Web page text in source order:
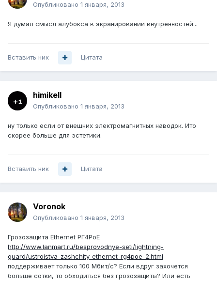
Опубликовано 1 января, 2013
Я думал смысл алубокса в экранировании внутренностей...
Вставить ник Цитата
himikell
Опубликовано 1 января, 2013
ну только если от внешних электромагнитных наводок. Ито
скорее больше для эстетики.
Вставить ник Цитата
Voronok
Опубликовано 1 января, 2013
Грозозащита Ethernet РГ4PoE
http://www.lanmart.ru/besprovodnye-seti/lightning-
guard/ustroistva-zashchity-ethernet-rg4poe-2.html
поддерживает только 100 Мбит/с? Если вдруг захочется
больше сотки, то обходиться без грозозащиты? Или есть